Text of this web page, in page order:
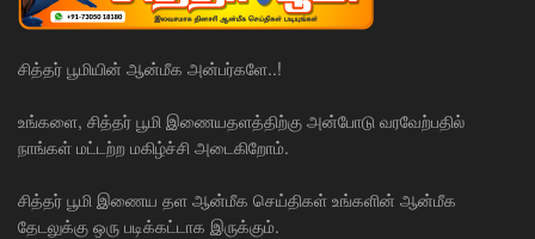
சித்தர் பூமியின் ஆன்மீக அன்பர்களே..!
உங்களை, சித்தர் பூமி இணையதளத்திற்கு அன்போடு வரவேற்பதில்
நாங்கள் மட்டற்ற மகிழ்ச்சி அடைகிறோம்.
சித்தர் பூமி இணைய தள ஆன்மீக செய்திகள் உங்களின் ஆன்மீக
தேடலுக்கு ஒரு படிக்கட்டாக இருக்கும்.